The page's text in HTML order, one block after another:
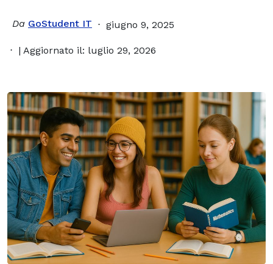
Da GoStudent IT giugno 9, 2025
| Aggiornato il: luglio 29, 2026